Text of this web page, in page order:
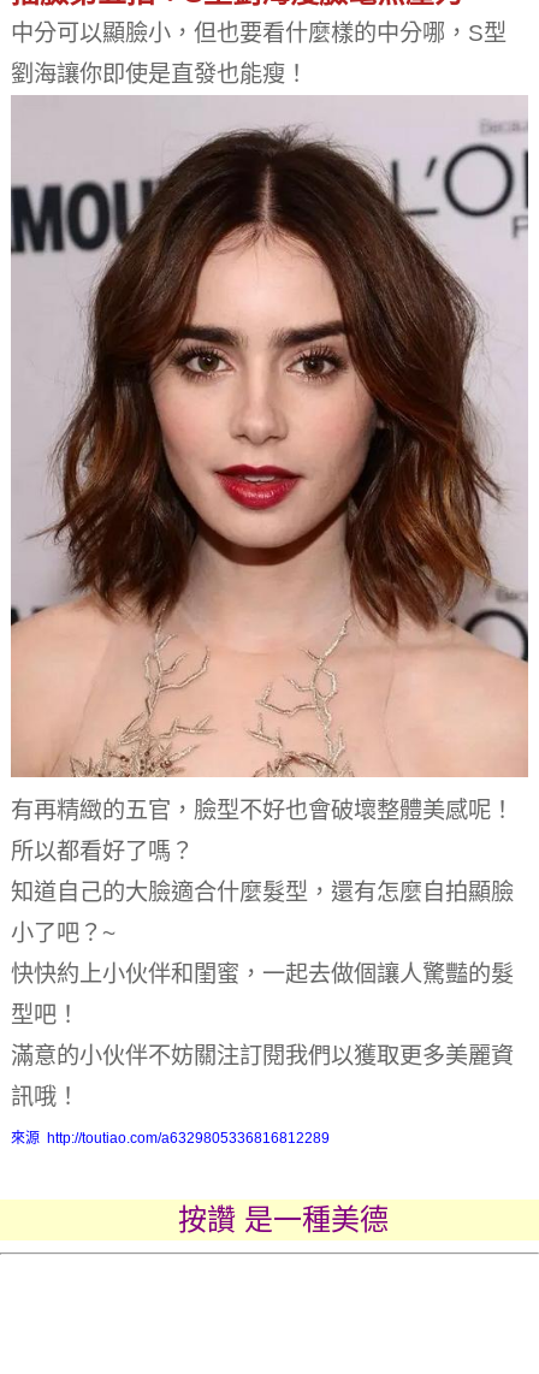
中分可以顯臉小，但也要看什麼樣的中分哪，S型
劉海讓你即使是直發也能瘦！
有再精緻的五官，臉型不好也會破壞整體美感呢！
所以都看好了嗎？
知道自己的大臉適合什麼髮型，還有怎麼自拍顯臉
小了吧？ ~
快快約上小伙伴和閨蜜，一起去做個讓人驚豔的髮
型吧！
滿意的小伙伴不妨關注訂閱我們以獲取更多美麗資
訊哦！
來源 http://toutiao.com/a6329805336816812289
按讚 是一種美德